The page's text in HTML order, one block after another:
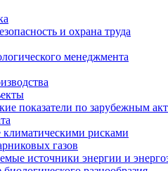
и охрана труда
менеджмента
показатели по зарубежным
климатическими рисками
газов
источники энергии и